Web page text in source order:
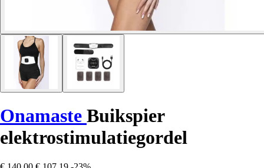
Onamaste Buikspier
elektrostimulatiegordel